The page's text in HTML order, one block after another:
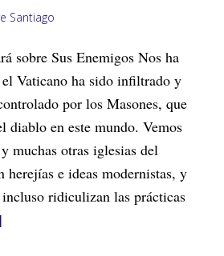
Santiago
sobre Sus Enemigos Nos ha
Vaticano ha sido infiltrado y
por los Masones, que
diablo en este mundo. Vemos
muchas otras iglesias del
herejías e ideas modernistas, y
ridiculizan las prácticas